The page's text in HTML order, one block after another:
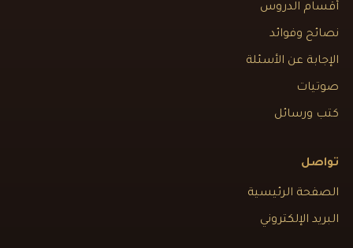
أقسام الدروس
نصائح وفوائد
الإجابة عن الأسئلة
صوتيات
كتب ورسائل
تواصل
الصفحة الرئيسية
البريد الإلكتروني